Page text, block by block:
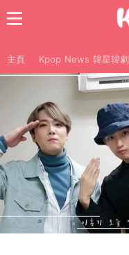
主頁 Kpop News 韓星韓劇